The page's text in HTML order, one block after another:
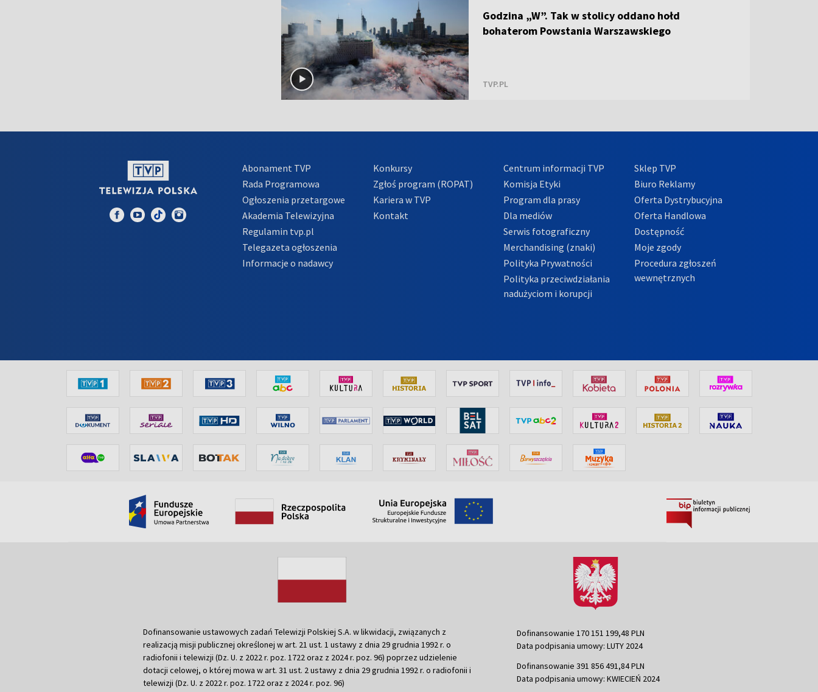
Godzina „W”. Tak w stolicy oddano hołd
bohaterom Powstania Warszawskiego
TVP.PL
Abonament TVP
Rada Programowa
Ogłoszenia przetargowe
Akademia Telewizyjna
Regulamin tvp.pl
Telegazeta ogłoszenia
Informacje o nadawcy
Konkursy
Zgłoś program (ROPAT)
Kariera w TVP
Kontakt
Centrum informacji TVP
Komisja Etyki
Program dla prasy
Dla mediów
Serwis fotograficzny
Merchandising (znaki)
Polityka Prywatności
Polityka przeciwdziałania
nadużyciom i korupcji
Sklep TVP
Biuro Reklamy
Oferta Dystrybucyjna
Oferta Handlowa
Dostępność
Moje zgody
Procedura zgłoszeń
wewnętrznych
Dofinansowanie ustawowych zadań Telewizji Polskiej S.A. w likwidacji, związanych z
realizacją misji publicznej określonej w art. 21 ust. 1 ustawy z dnia 29 grudnia 1992 r. o
radiofonii i telewizji (Dz. U. z 2022 r. poz. 1722 oraz z 2024 r. poz. 96) poprzez udzielenie
dotacji celowej, o której mowa w art. 31 ust. 2 ustawy z dnia 29 grudnia 1992 r. o radiofonii i
telewizji (Dz. U. z 2022 r. poz. 1722 oraz z 2024 r. poz. 96)
Dofinansowanie 170 151 199,48 PLN
Data podpisania umowy: LUTY 2024
Dofinansowanie 391 856 491,84 PLN
Data podpisania umowy: KWIECIEŃ 2024